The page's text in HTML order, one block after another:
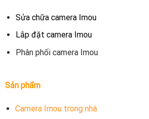
Sửa chữa camera Imou
Lắp đặt camera Imou
Phân phối camera Imou
Sản phẩm
Camera Imou trong nhà